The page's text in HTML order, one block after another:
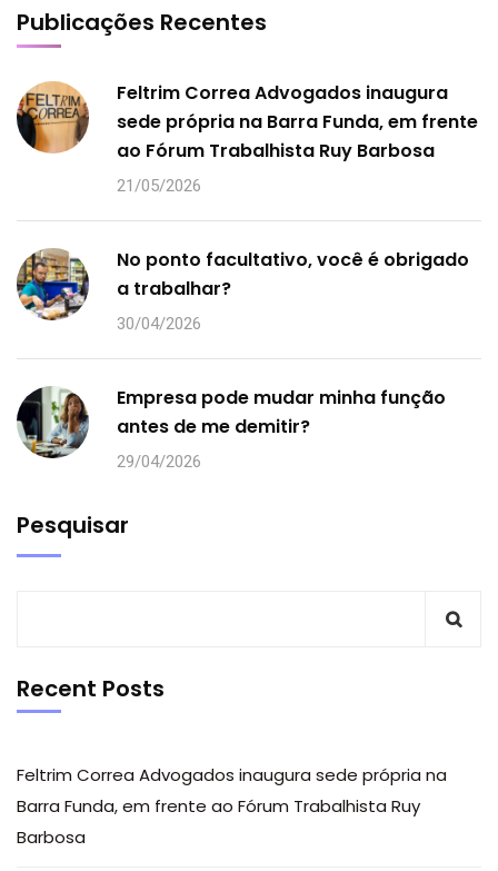
Publicações Recentes
Feltrim Correa Advogados inaugura
sede própria na Barra Funda, em frente
ao Fórum Trabalhista Ruy Barbosa
21/05/2026
No ponto facultativo, você é obrigado
a trabalhar?
30/04/2026
Empresa pode mudar minha função
antes de me demitir?
29/04/2026
Pesquisar
Recent Posts
Feltrim Correa Advogados inaugura sede própria na
Barra Funda, em frente ao Fórum Trabalhista Ruy
Barbosa